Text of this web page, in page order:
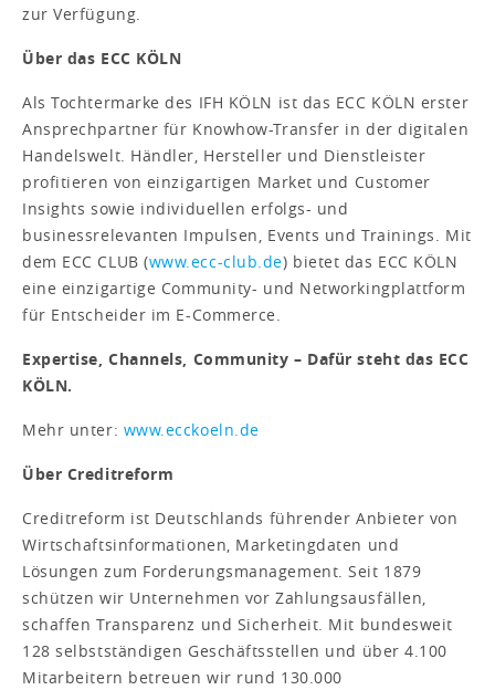
zur Verfügung.
Über das ECC KÖLN
Als Tochtermarke des IFH KÖLN ist das ECC KÖLN erster
Ansprechpartner für Knowhow-Transfer in der digitalen
Handelswelt. Händler, Hersteller und Dienstleister
profitieren von einzigartigen Market und Customer
Insights sowie individuellen erfolgs- und
businessrelevanten Impulsen, Events und Trainings. Mit
dem ECC CLUB (www.ecc-club.de) bietet das ECC KÖLN
eine einzigartige Community- und Networkingplattform
für Entscheider im E-Commerce.
Expertise, Channels, Community – Dafür steht das ECC
KÖLN.
Mehr unter: www.ecckoeln.de
Über Creditreform
Creditreform ist Deutschlands führender Anbieter von
Wirtschaftsinformationen, Marketingdaten und
Lösungen zum Forderungsmanagement. Seit 1879
schützen wir Unternehmen vor Zahlungsausfällen,
schaffen Transparenz und Sicherheit. Mit bundesweit
128 selbstständigen Geschäftsstellen und über 4.100
Mitarbeitern betreuen wir rund 130.000